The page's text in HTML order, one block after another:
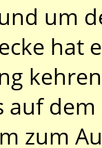
um
hat
auf
zum